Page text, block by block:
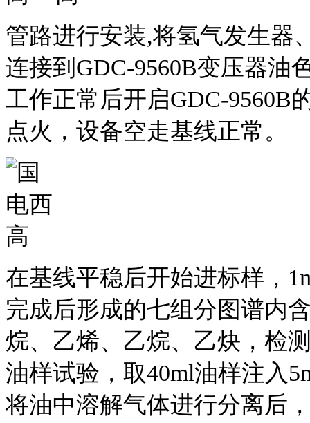
管路进行安装,将氢气发生器
连接到GDC-9560B变压器油
工作正常后开启GDC-9560B
点火，设备空走基线正常。
在基线平稳后开始进标样，
完成后形成的七组分图谱内
烷、乙烯、乙烷、乙炔，检
油样试验，取40ml油样注入
将油中溶解气体进行分离后